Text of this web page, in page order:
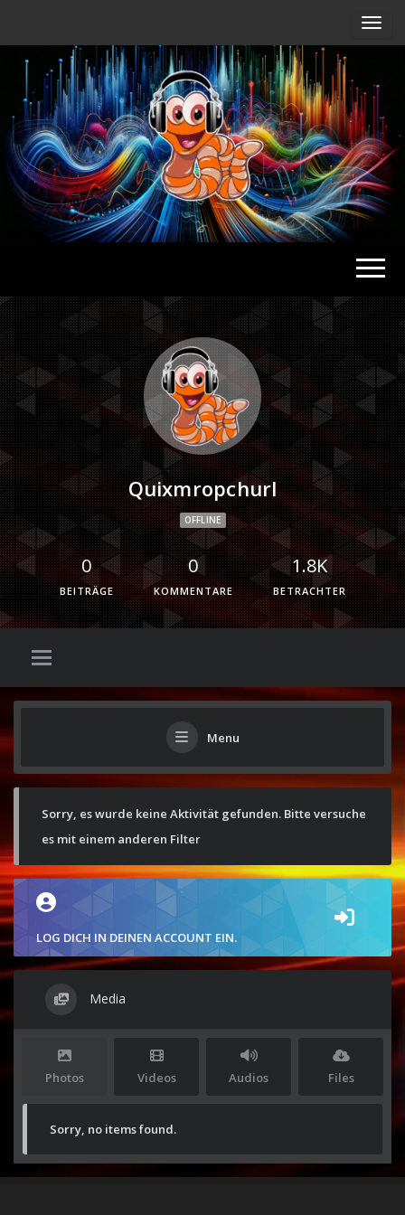
Radio
Quixmropchurl
OFFLINE
0
BEITRÄGE
0
KOMMENTARE
1.8K
BETRACHTER
Menu
Sorry, es wurde keine Aktivität gefunden. Bitte versuche
es mit einem anderen Filter
LOG DICH IN DEINEN ACCOUNT EIN.
Media
Photos Videos Audios Files
Sorry, no items found.